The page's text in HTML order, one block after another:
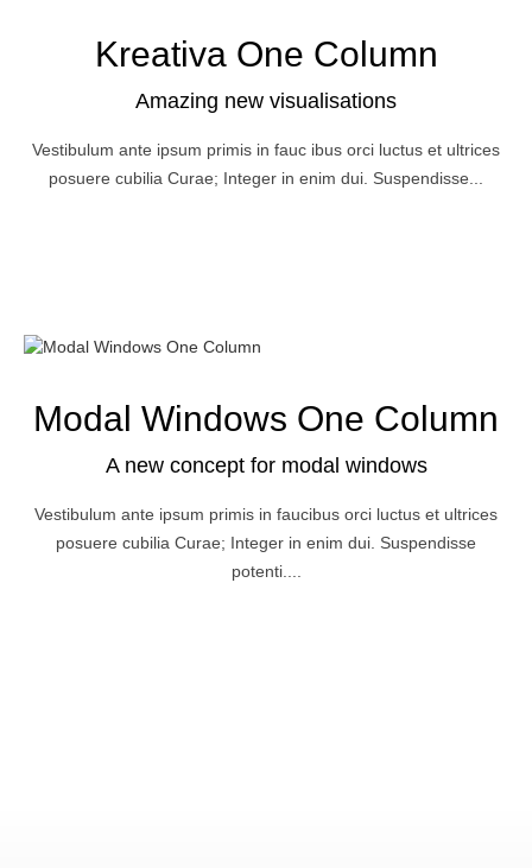
Kreativa One Column
Amazing new visualisations
Vestibulum ante ipsum primis in fauc ibus orci luctus et ultrices
posuere cubilia Curae; Integer in enim dui. Suspendisse...
Modal Windows One Column
A new concept for modal windows
Vestibulum ante ipsum primis in faucibus orci luctus et ultrices
posuere cubilia Curae; Integer in enim dui. Suspendisse
potenti....